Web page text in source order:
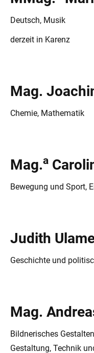
Deutsch, Musik
derzeit in Karenz
Mag.
Chemie, Mathematik
Mag.a
Bewegung und Sport,
Judith
Geschichte und
Mag.
Bildnerisches
Gestaltung, Technik